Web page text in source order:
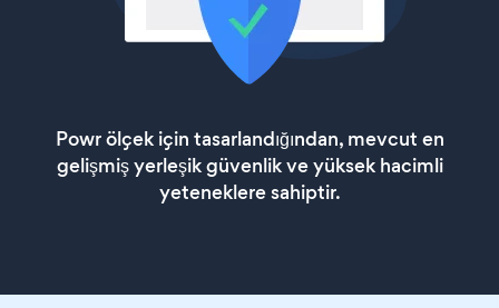
Powr ölçek için tasarlandığından, mevcut en
gelişmiş yerleşik güvenlik ve yüksek hacimli
yeteneklere sahiptir.